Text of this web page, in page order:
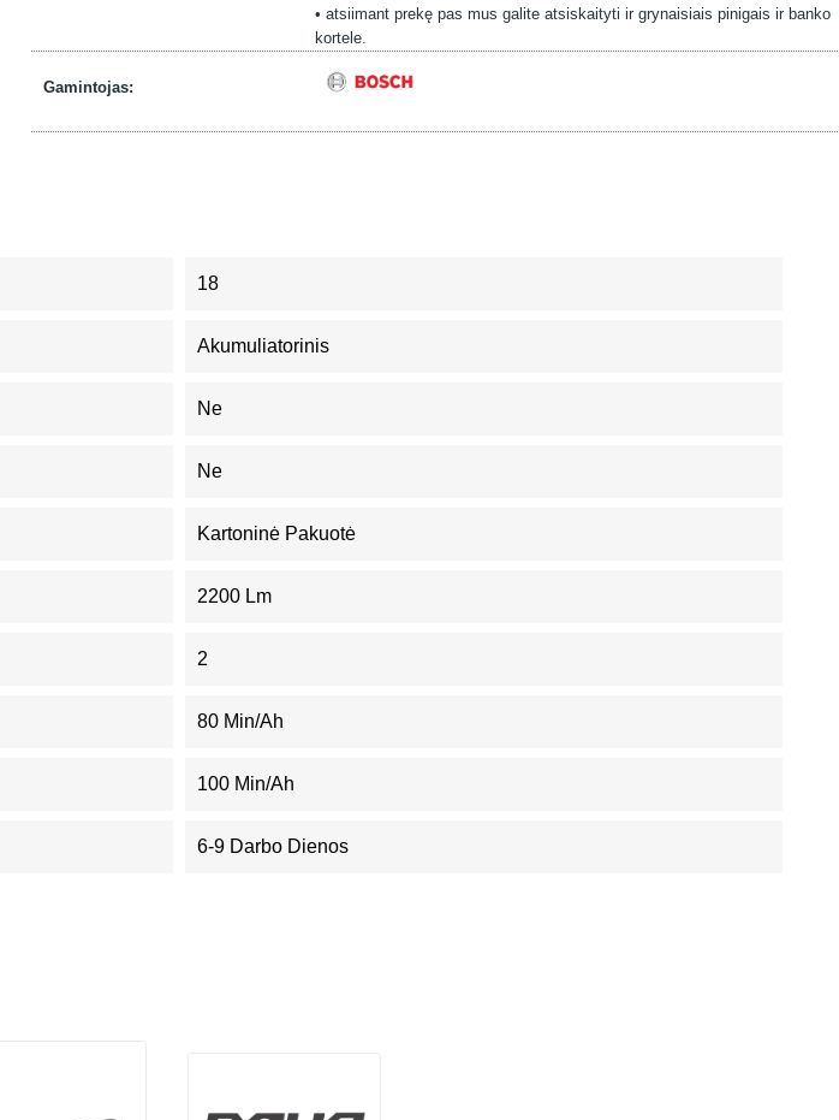
• atsiimant prekę pas mus galite atsiskaityti ir grynaisiais pinigais ir banko
kortele.
Gamintojas:
18
Akumuliatorinis
Ne
Ne
Kartoninė Pakuotė
2200 Lm
2
80 Min/Ah
100 Min/Ah
6-9 Darbo Dienos